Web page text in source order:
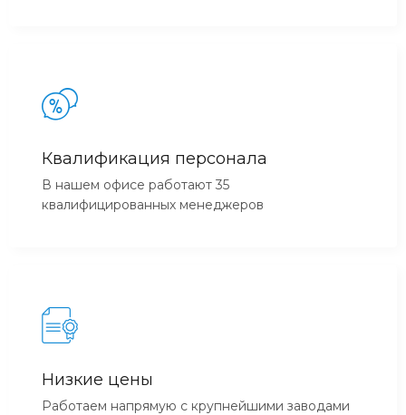
Квалификация персонала
В нашем офисе работают 35
квалифицированных менеджеров
Низкие цены
Работаем напрямую с крупнейшими заводами